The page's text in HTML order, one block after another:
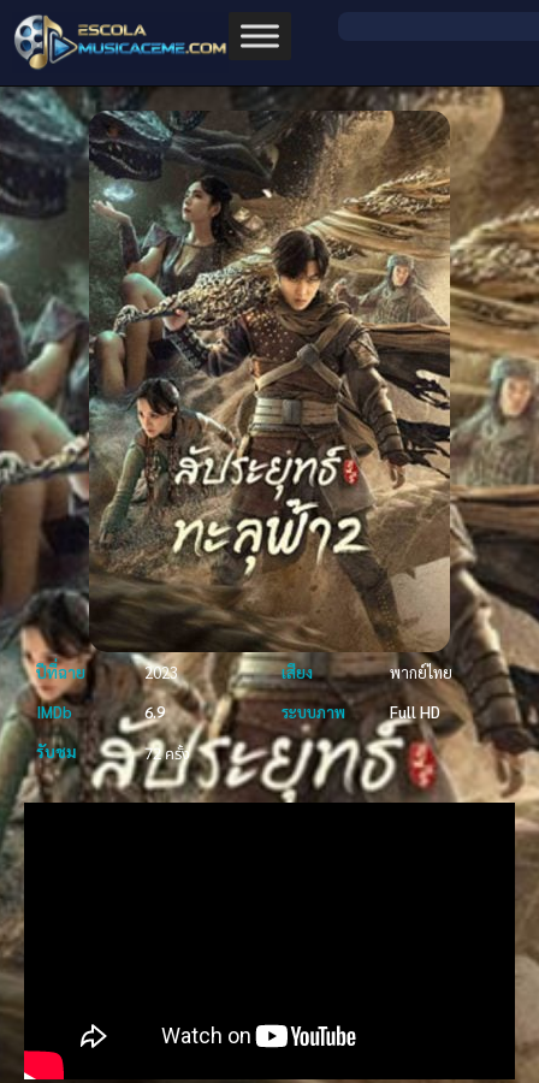
ปีที่ฉาย 2023 เสียง
พากย์ไทย
IMDb
6.9 ระบบภาพ
Full HD
รับชม
72 ครั้ง